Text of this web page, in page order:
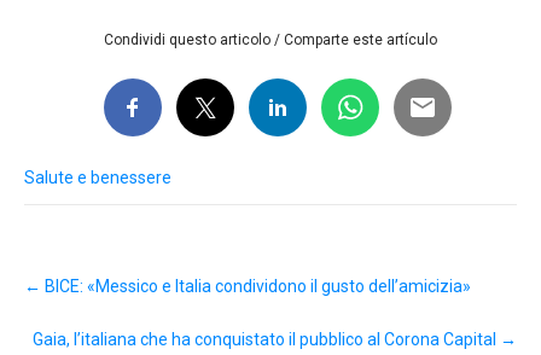
Condividi questo articolo / Comparte este artículo
Salute e benessere
navigation
← BICE: «Messico e Italia condividono il gusto dell’amicizia»
Gaia, l’italiana che ha conquistato il pubblico al Corona Capital →